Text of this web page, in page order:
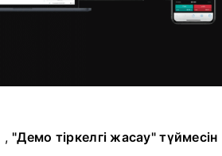
, "Демо тіркелгі жасау" түймесін